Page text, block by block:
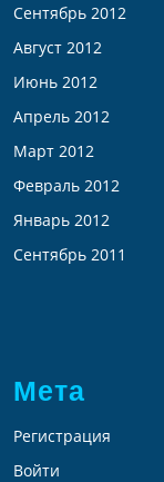
Сентябрь 2012
Август 2012
Июнь 2012
Апрель 2012
Март 2012
Февраль 2012
Январь 2012
Сентябрь 2011
Мета
Регистрация
Войти